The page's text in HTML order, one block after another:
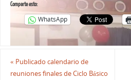
Comparte esto:
WhatsApp
« Publicado calendario de
reuniones finales de Ciclo Básico